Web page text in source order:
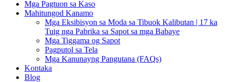
Mga Pagtuon sa Kaso
Mahitungod Kanamo
Mga Eksibisyon sa Moda sa Tibuok Kalibutan | 17 ka
Tuig nga Pabrika sa Sapot sa mga Babaye
Mga Tiggama og Sapot
Pagputol sa Tela
Mga Kanunayng Pangutana (FAQs)
Kontaka
Blog